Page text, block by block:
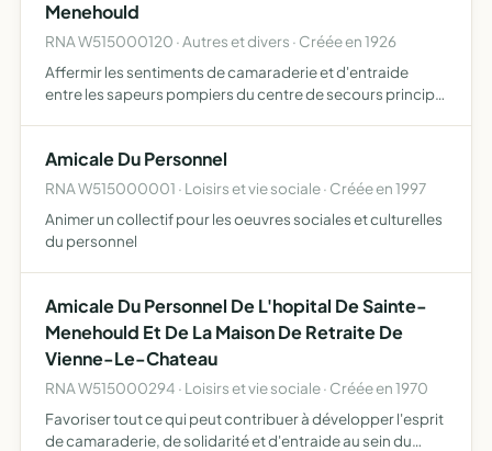
Menehould
RNA W515000120 · Autres et divers · Créée en 1926
Affermir les sentiments de camaraderie et d'entraide
entre les sapeurs pompiers du centre de secours principal
pouvant a…
Amicale Du Personnel
RNA W515000001 · Loisirs et vie sociale · Créée en 1997
Animer un collectif pour les oeuvres sociales et culturelles
du personnel
Amicale Du Personnel De L'hopital De Sainte-
Menehould Et De La Maison De Retraite De
Vienne-Le-Chateau
RNA W515000294 · Loisirs et vie sociale · Créée en 1970
Favoriser tout ce qui peut contribuer à développer l'esprit
de camaraderie, de solidarité et d'entraide au sein du